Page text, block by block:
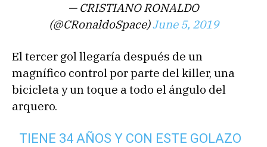
— CRISTIANO RONALDO
(@CRonaldoSpace)June 5, 2019
El tercer gol llegaría después de un
magnífico control por parte del killer, una
bicicleta y un toque a todo el ángulo del
arquero.
TIENE 34 AÑOS Y CON ESTE GOLAZO